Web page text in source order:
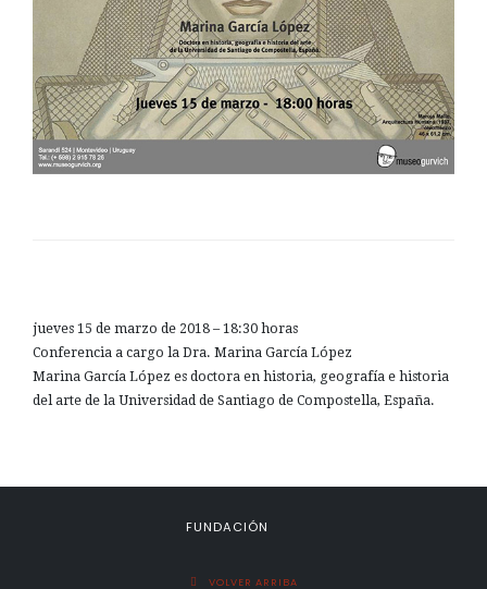
jueves 15 de marzo de 2018 – 18:30 horas
Conferencia a cargo la Dra. Marina García López
Marina García López es doctora en historia, geografía e historia
del arte de la Universidad de Santiago de Compostella, España.
FUNDACIÓN
VOLVER ARRIBA